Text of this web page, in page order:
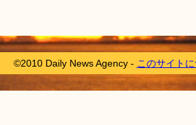
©2010 Daily News Agency - このサイト